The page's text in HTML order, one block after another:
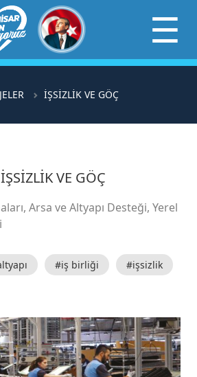
×
☰
İŞSİZLİK VE GÖÇ
VE GÖÇ
Arsa ve Altyapı Desteği, Yerel
#iş birliği
#işsizlik